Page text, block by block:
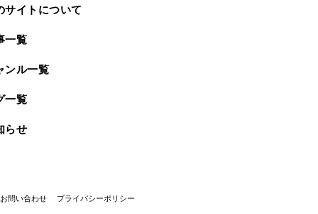
サイトについて
一覧
ンル一覧
一覧
らせ
お問い合わせ プライバシーポリシー